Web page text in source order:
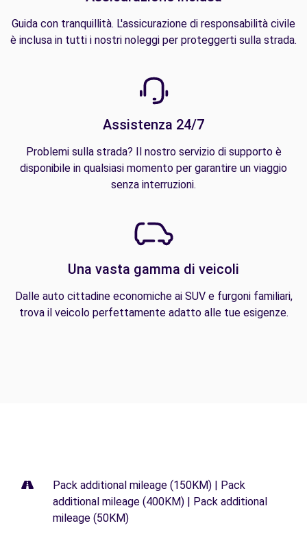
Guida con tranquillità. L'assicurazione di responsabilità civile
è inclusa in tutti i nostri noleggi per proteggerti sulla strada.
Assistenza 24/7
Problemi sulla strada? Il nostro servizio di supporto è
disponibile in qualsiasi momento per garantire un viaggio
senza interruzioni.
Una vasta gamma di veicoli
Dalle auto cittadine economiche ai SUV e furgoni familiari,
trova il veicolo perfettamente adatto alle tue esigenze.
Pack additional mileage (150KM) | Pack
additional mileage (400KM) | Pack additional
mileage (50KM)